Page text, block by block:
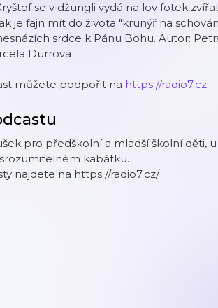
se v džungli vydá na lov fotek
je fajn mít do života "krunýř na
srdce k Pánu Bohu. Autor:
Dürrová
můžete podpořit na https://radio7.cz
pro předškolní a mladší školní děti,
kabátku.
najdete na https://radio7.cz/